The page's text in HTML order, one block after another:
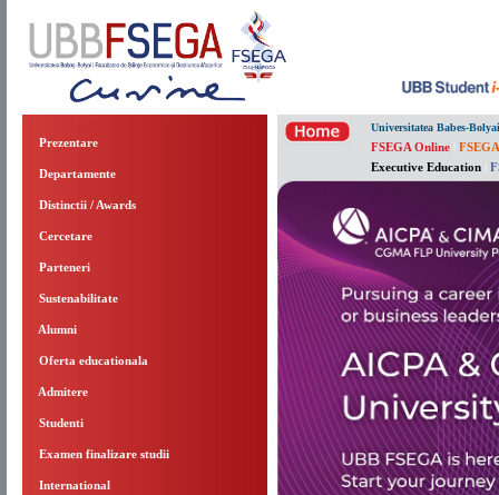
Prezentare
Departamente
Distinctii / Awards
Cercetare
Parteneri
Sustenabilitate
Alumni
Oferta educationala
Admitere
Studenti
Examen finalizare studii
International
Universitatea Babes-Bolyai
FSEGA Online
Executive Education